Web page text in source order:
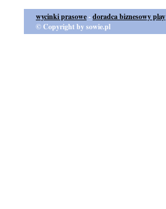
wycinki prasowe-doradca biznesowy play
© Copyright by sowie.pl